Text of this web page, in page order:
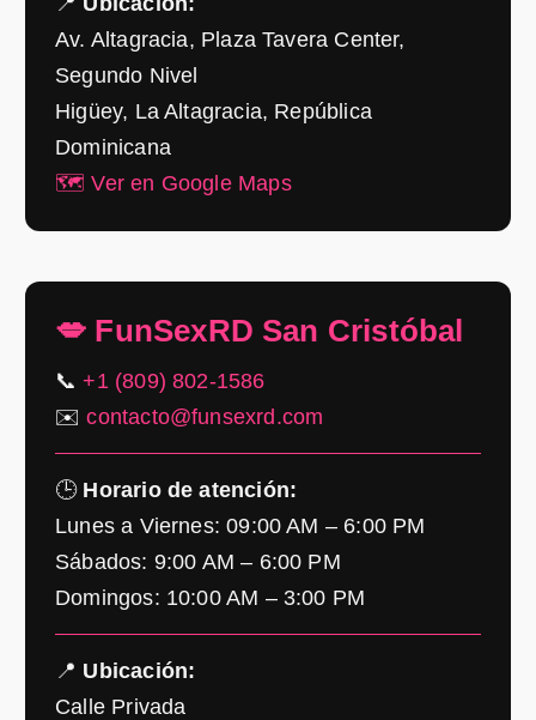
Av. Altagracia, Plaza Tavera Center,
Segundo Nivel
Higüey, La Altagracia, República
Dominicana
🗺️ Ver en Google Maps
💋 FunSexRD San Cristóbal
📞+1 (809) 802-1586
✉️contacto@funsexrd.com
🕒 Horario de atención:
Lunes a Viernes: 09:00 AM – 6:00 PM
Sábados: 9:00 AM – 6:00 PM
Domingos: 10:00 AM – 3:00 PM
📍 Ubicación:
Calle Privada